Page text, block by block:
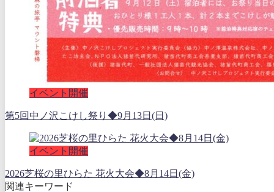
イベント開催
第5回中ノ沢こけし祭り◆9月13日(日)
イベント開催
2026芝桜の里ひらた 花火大会◆8月14日(金)
関連キーワード